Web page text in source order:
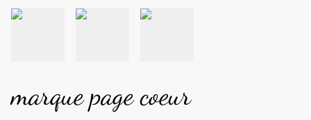
marque page coeur